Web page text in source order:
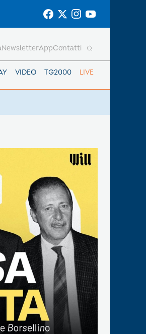
VIDEO TG2000 LIVE
NewsletterAppContatti